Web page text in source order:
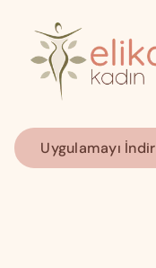
Uygulamayı İndir